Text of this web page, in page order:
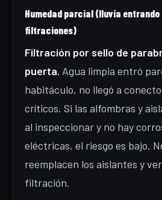
Humedad parcial (lluvia entrando
filtraciones)
Filtración por sello de
puerta. Agua limpia entró
habitáculo, no llegó a
críticos. Si las alfombras y
al inspeccionar y no hay
eléctricas, el riesgo es bajo.
reemplacen los aislantes y
filtración.